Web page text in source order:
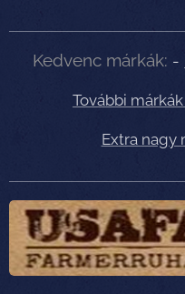
Kedvenc márkák: -
További
Extra nagy